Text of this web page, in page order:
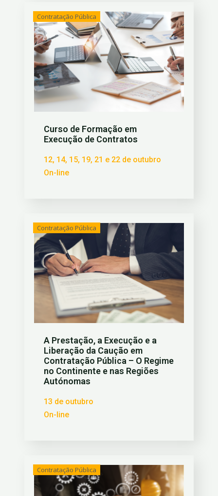
Contratação Pública
Curso de Formação em
Execução de Contratos
12, 14, 15, 19, 21 e 22 de outubro
On-line
Contratação Pública
A Prestação, a Execução e a
Liberação da Caução em
Contratação Pública – O Regime
no Continente e nas Regiões
Autónomas
13 de outubro
On-line
Contratação Pública